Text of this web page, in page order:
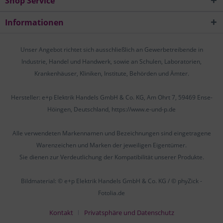
Informationen
Unser Angebot richtet sich ausschließlich an Gewerbetreibende in
Industrie, Handel und Handwerk, sowie an Schulen, Laboratorien,
Krankenhäuser, Kliniken, Institute, Behörden und Ämter.
Hersteller: e+p Elektrik Handels GmbH & Co. KG, Am Ohrt 7, 59469 Ense-
Höingen, Deutschland, https://www.e-und-p.de
Alle verwendeten Markennamen und Bezeichnungen sind eingetragene
Warenzeichen und Marken der jeweiligen Eigentümer.
Sie dienen zur Verdeutlichung der Kompatibilität unserer Produkte.
Bildmaterial: © e+p Elektrik Handels GmbH & Co. KG / © phyZick -
Fotolia.de
Kontakt
Privatsphäre und Datenschutz